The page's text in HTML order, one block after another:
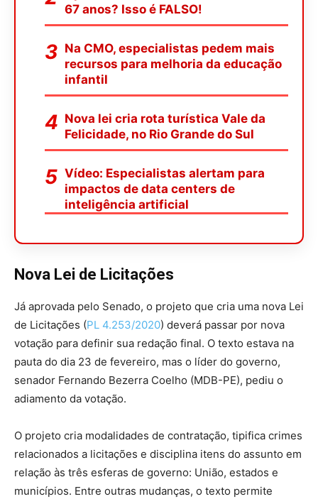
67 anos? Isso é FALSO!
Na CMO, especialistas pedem mais
recursos para melhoria da educação
infantil
Nova lei cria rota turística Vale da
Felicidade, no Rio Grande do Sul
Vídeo: Especialistas alertam para
impactos de data centers de
inteligência artificial
Nova Lei de Licitações
Já aprovada pelo Senado, o projeto que cria uma nova Lei
de Licitações (PL 4.253/2020) deverá passar por nova
votação para definir sua redação final. O texto estava na
pauta do dia 23 de fevereiro, mas o líder do governo,
senador Fernando Bezerra Coelho (MDB-PE), pediu o
adiamento da votação.
O projeto cria modalidades de contratação, tipifica crimes
relacionados a licitações e disciplina itens do assunto em
relação às três esferas de governo: União, estados e
municípios. Entre outras mudanças, o texto permite